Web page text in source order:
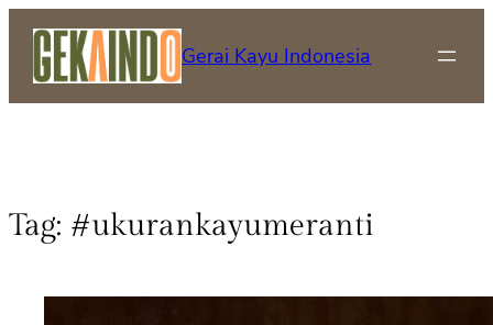
Gerai Kayu Indonesia
Tag: #ukurankayumeranti